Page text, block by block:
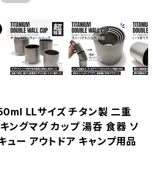
LLサイズ チタン製 二重
ングマグ カップ 湯呑 食器 ソ
ュー アウトドア キャンプ用品